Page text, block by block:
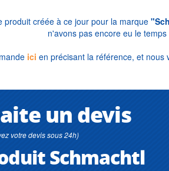
produit créée à ce jour pour la marque
n'avons pas encore eu le temps
ici en précisant la référence, et nous
un devis
votre devis sous 24h)
Schmachtl